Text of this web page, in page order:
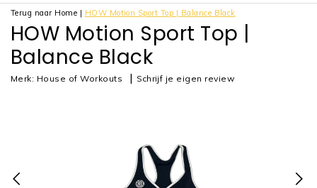
Terug naar Home | HOW Motion Sport Top | Balance Black
HOW Motion Sport Top |
Balance Black
Merk: House of Workouts | Schrijf je eigen review